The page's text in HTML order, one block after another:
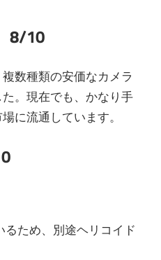
8/10
数種類の安価なカメラ
。現在でも、かなり手
に流通しています。
ため、別途ヘリコイド